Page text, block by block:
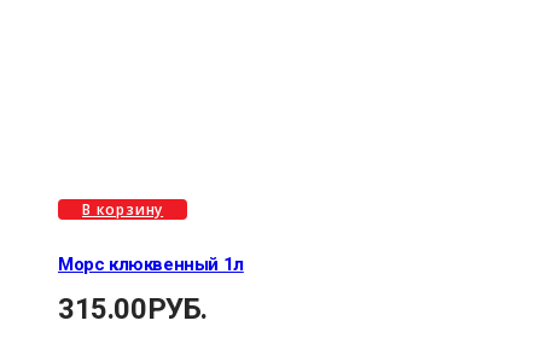
В корзину
Морс клюквенный 1л
315.00РУБ.